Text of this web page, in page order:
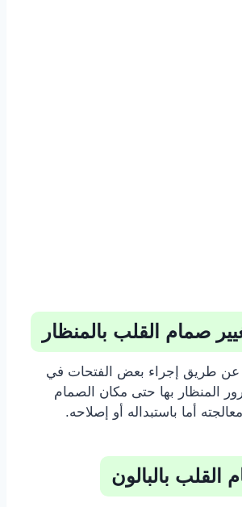
صمام القلب بالمنظار
عن طريق إجراء بعض الفتحات في
المنظار بها حتى مكان الصمام
أما باستبداله أو إصلاحه.
القلب بالبالون